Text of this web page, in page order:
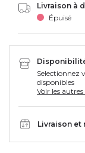
Livraison à
Épuisé
Selectionnez
disponibles
Voir les
Livraison et